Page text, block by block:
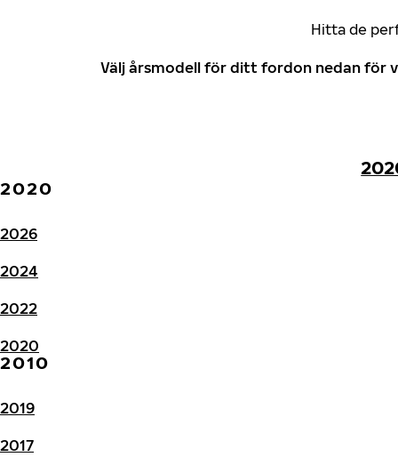
Hitta de
Välj årsmodell för ditt fordon nedan för
2020
2026
2024
2022
2020
2010
2019
2017